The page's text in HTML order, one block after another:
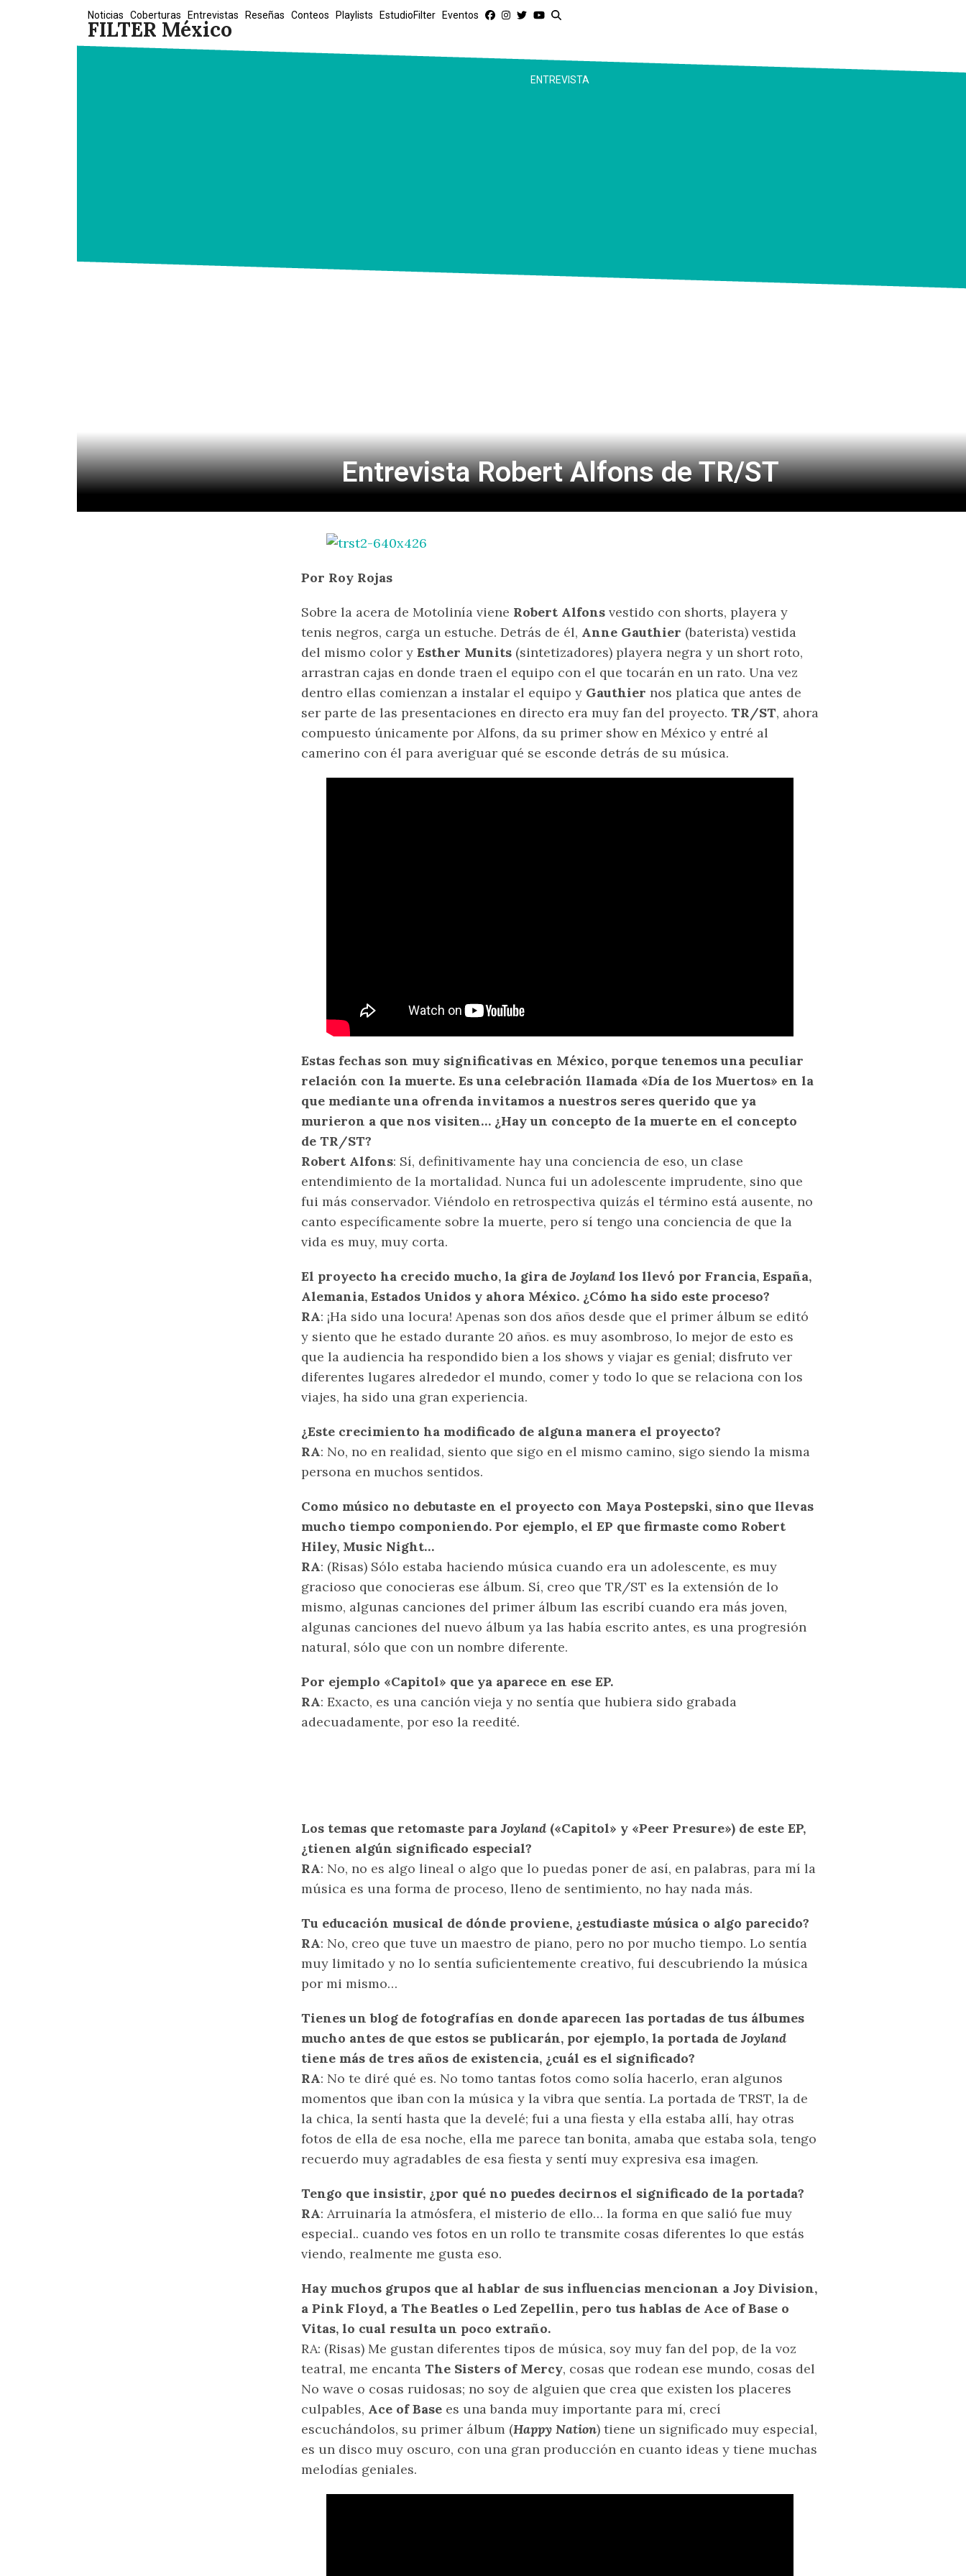
FILTER México
Noticias Coberturas Entrevistas Reseñas Conteos Playlists EstudioFilter Eventos
ENTREVISTA
Entrevista Robert Alfons de TR/ST
Por Roy Rojas
Sobre la acera de Motolinía viene Robert Alfons vestido con shorts, playera y
tenis negros, carga un estuche. Detrás de él, Anne Gauthier (baterista) vestida
del mismo color y Esther Munits (sintetizadores) playera negra y un short roto,
arrastran cajas en donde traen el equipo con el que tocarán en un rato. Una vez
dentro ellas comienzan a instalar el equipo y Gauthier nos platica que antes de
ser parte de las presentaciones en directo era muy fan del proyecto. TR/ST, ahora
compuesto únicamente por Alfons, da su primer show en México y entré al
camerino con él para averiguar qué se esconde detrás de su música.
Estas fechas son muy significativas en México, porque tenemos una peculiar
relación con la muerte. Es una celebración llamada «Día de los Muertos» en la
que mediante una ofrenda invitamos a nuestros seres querido que ya
murieron a que nos visiten… ¿Hay un concepto de la muerte en el concepto
de TR/ST?
Robert Alfons: Sí, definitivamente hay una conciencia de eso, un clase
entendimiento de la mortalidad. Nunca fui un adolescente imprudente, sino que
fui más conservador. Viéndolo en retrospectiva quizás el término está ausente, no
canto específicamente sobre la muerte, pero sí tengo una conciencia de que la
vida es muy, muy corta.
El proyecto ha crecido mucho, la gira deJoyland los llevó por Francia, España,
Alemania, Estados Unidos y ahora México. ¿Cómo ha sido este proceso?
RA: ¡Ha sido una locura! Apenas son dos años desde que el primer álbum se editó
y siento que he estado durante 20 años. es muy asombroso, lo mejor de esto es
que la audiencia ha respondido bien a los shows y viajar es genial; disfruto ver
diferentes lugares alrededor el mundo, comer y todo lo que se relaciona con los
viajes, ha sido una gran experiencia.
¿Este crecimiento ha modificado de alguna manera el proyecto?
RA: No, no en realidad, siento que sigo en el mismo camino, sigo siendo la misma
persona en muchos sentidos.
Como músico no debutaste en el proyecto con Maya Postepski, sino que llevas
mucho tiempo componiendo. Por ejemplo, el EP que firmaste como Robert
Hiley, Music Night…
RA: (Risas) Sólo estaba haciendo música cuando era un adolescente, es muy
gracioso que conocieras ese álbum. Sí, creo que TR/ST es la extensión de lo
mismo, algunas canciones del primer álbum las escribí cuando era más joven,
algunas canciones del nuevo álbum ya las había escrito antes, es una progresión
natural, sólo que con un nombre diferente.
Por ejemplo «Capitol» que ya aparece en ese EP.
RA: Exacto, es una canción vieja y no sentía que hubiera sido grabada
adecuadamente, por eso la reedité.
Los temas que retomaste paraJoyland («Capitol» y «Peer Presure») de este EP,
¿tienen algún significado especial?
RA: No, no es algo lineal o algo que lo puedas poner de así, en palabras, para mí la
música es una forma de proceso, lleno de sentimiento, no hay nada más.
Tu educación musical de dónde proviene, ¿estudiaste música o algo parecido?
RA: No, creo que tuve un maestro de piano, pero no por mucho tiempo. Lo sentía
muy limitado y no lo sentía suficientemente creativo, fui descubriendo la música
por mi mismo…
Tienes un blog de fotografías en donde aparecen las portadas de tus álbumes
mucho antes de que estos se publicarán, por ejemplo, la portada deJoyland
tiene más de tres años de existencia, ¿cuál es el significado?
RA: No te diré qué es. No tomo tantas fotos como solía hacerlo, eran algunos
momentos que iban con la música y la vibra que sentía. La portada de TRST, la de
la chica, la sentí hasta que la develé; fui a una fiesta y ella estaba allí, hay otras
fotos de ella de esa noche, ella me parece tan bonita, amaba que estaba sola, tengo
recuerdo muy agradables de esa fiesta y sentí muy expresiva esa imagen.
Tengo que insistir, ¿por qué no puedes decirnos el significado de la portada?
RA: Arruinaría la atmósfera, el misterio de ello… la forma en que salió fue muy
especial.. cuando ves fotos en un rollo te transmite cosas diferentes lo que estás
viendo, realmente me gusta eso.
Hay muchos grupos que al hablar de sus influencias mencionan a Joy Division,
a Pink Floyd, a The Beatles o Led Zepellin, pero tus hablas de Ace of Base o
Vitas, lo cual resulta un poco extraño.
RA: (Risas) Me gustan diferentes tipos de música, soy muy fan del pop, de la voz
teatral, me encanta The Sisters of Mercy, cosas que rodean ese mundo, cosas del
No wave o cosas ruidosas; no soy de alguien que crea que existen los placeres
culpables, Ace of Base es una banda muy importante para mí, crecí
escuchándolos, su primer álbum (Happy Nation) tiene un significado muy especial,
es un disco muy oscuro, con una gran producción en cuanto ideas y tiene muchas
melodías geniales.